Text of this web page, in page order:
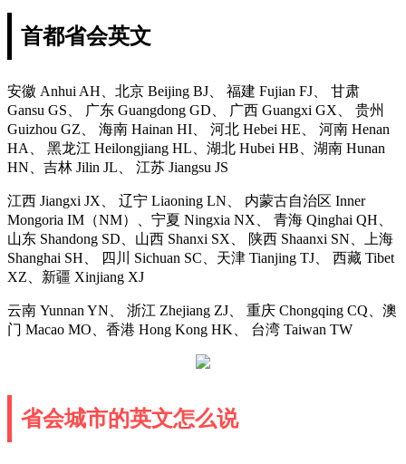
首都省会英文
安徽 Anhui AH、北京 Beijing BJ、 福建 Fujian FJ、 甘肃
Gansu GS、 广东 Guangdong GD、 广西 Guangxi GX、 贵州
Guizhou GZ、 海南 Hainan HI、 河北 Hebei HE、 河南 Henan
HA、 黑龙江 Heilongjiang HL、湖北 Hubei HB、湖南 Hunan
HN、吉林 Jilin JL、 江苏 Jiangsu JS
江西 Jiangxi JX、 辽宁 Liaoning LN、 内蒙古自治区 Inner
Mongoria IM（NM）、宁夏 Ningxia NX、 青海 Qinghai QH、
山东 Shandong SD、山西 Shanxi SX、 陕西 Shaanxi SN、上海
Shanghai SH、 四川 Sichuan SC、天津 Tianjing TJ、 西藏 Tibet
XZ、新疆 Xinjiang XJ
云南 Yunnan YN、 浙江 Zhejiang ZJ、 重庆 Chongqing CQ、澳
门 Macao MO、香港 Hong Kong HK、 台湾 Taiwan TW
省会城市的英文怎么说